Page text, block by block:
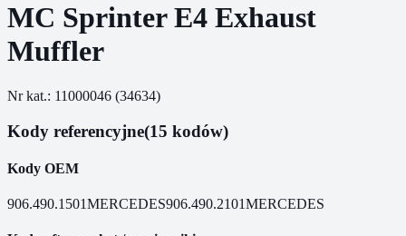
MC Sprinter E4 Exhaust
Muffler
Nr kat.: 11000046 (34634)
Kody referencyjne(15 kodów)
Kody OEM
906.490.1501MERCEDES906.490.2101MERCEDES